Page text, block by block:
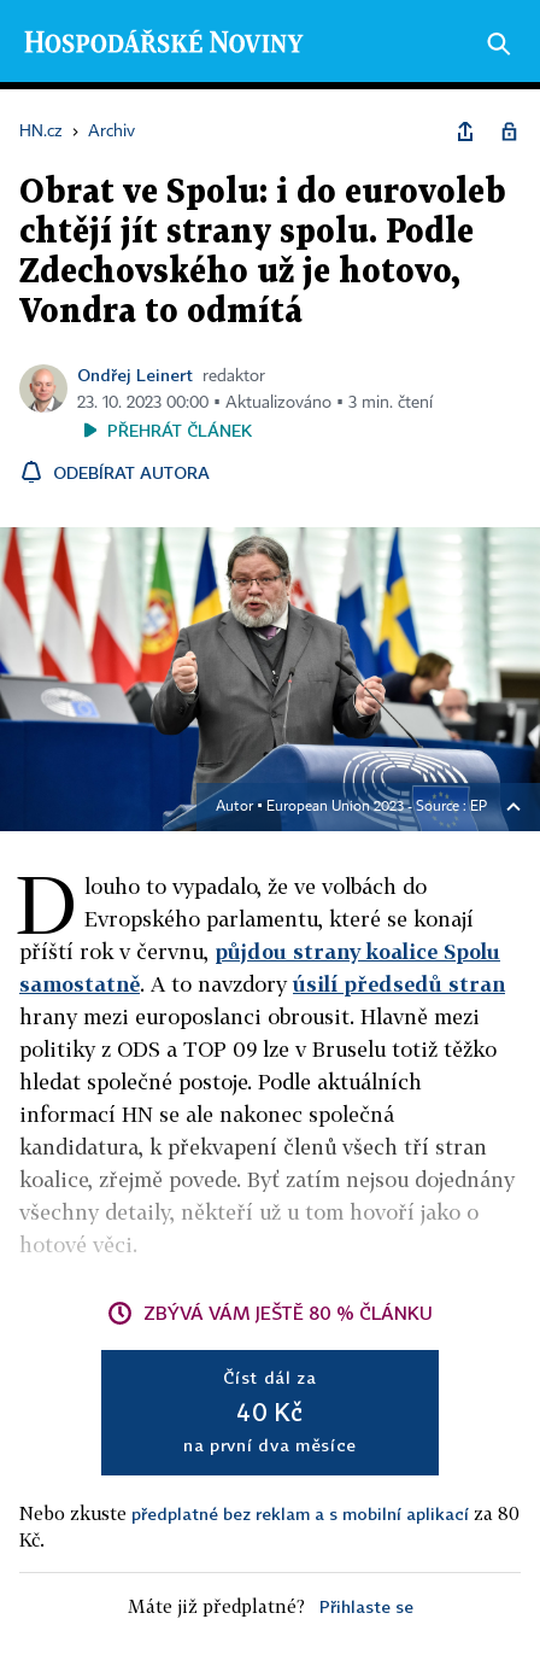
HN.cz › Archiv
Obrat ve Spolu: i do eurovoleb
chtějí jít strany spolu. Podle
Zdechovského už je hotovo,
Vondra to odmítá
Ondřej Leinert
redaktor
23. 10. 2023 00:00 ▪ Aktualizováno ▪ 3 min. čtení
PŘEHRÁT ČLÁNEK
ODEBÍRAT AUTORA
Autor ▪ European Union 2023 - Source : EP
D louho to vypadalo, že ve volbách do
Evropského parlamentu, které se konají
příští rok v červnu, půjdou strany koalice Spolu
samostatně. A to navzdoryúsilí předsedů stran
hrany mezi europoslanci obrousit. Hlavně mezi
politiky z ODS a TOP 09 lze v Bruselu totiž těžko
hledat společné postoje. Podle aktuálních
informací HN se ale nakonec společná
kandidatura, k překvapení členů všech tří stran
koalice, zřejmě povede. Byť zatím nejsou dojednány
všechny detaily, někteří už u tom hovoří jako o
hotové věci.
ZBÝVÁ VÁM JEŠTĚ 80 % ČLÁNKU
Číst dál za
40 Kč
na první dva měsíce
Nebo zkuste předplatné bez reklam a s mobilní aplikací za 80
Kč.
Máte již předplatné? Přihlaste se